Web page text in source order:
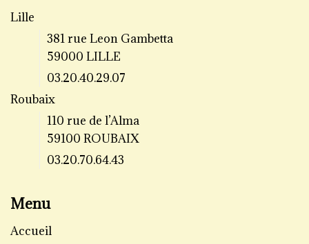
Lille
381 rue Leon Gambetta
59000 LILLE
03.20.40.29.07
Roubaix
110 rue de l’Alma
59100 ROUBAIX
03.20.70.64.43
Menu
Accueil